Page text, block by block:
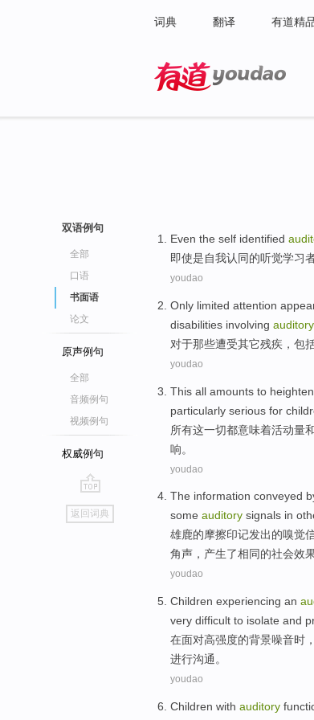
词典 翻译 有道精
双语例句
全部
口语
书面语
论文
原声例句
全部
音频例句
视频例句
权威例句
go
top
返回词典
Even the self identified
即使是自我认同的听觉学习
youdao
Only limited attention
disabilities involving auditory
对于那些遭受其它残疾 ， 包
youdao
This all amounts to
particularly serious for
所有这一切都意味着活动量
响。
youdao
The information conveyed
some auditory signals in
雄鹿的摩擦印记发出的嗅觉
角声 ，产生了相同的社会效
youdao
Children experiencing an
very difficult to isolate and
在面对高强度的背景噪音时 ，
进行沟通 。
youdao
Children with auditory